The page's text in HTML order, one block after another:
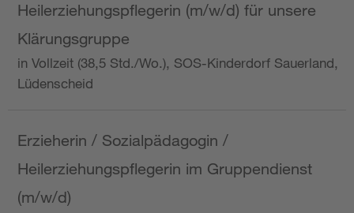
Heilerziehungspflegerin (m/w/d) für unsere
Klärungsgruppe
in Vollzeit (38,5 Std./Wo.), SOS-Kinderdorf Sauerland,
Lüdenscheid
Erzieherin / Sozialpädagogin /
Heilerziehungspflegerin im Gruppendienst
(m/w/d)